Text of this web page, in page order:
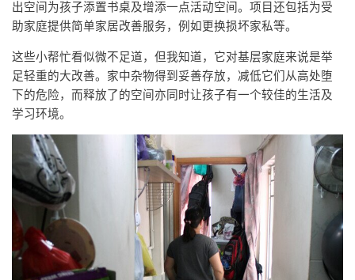
出空间为孩子添置书桌及增添一点活动空间。项目还包括为受
助家庭提供简单家居改善服务，例如更换损坏家私等。
这些小帮忙看似微不足道，但我知道，它对基层家庭来说是举
足轻重的大改善。家中杂物得到妥善存放，减低它们从高处堕
下的危险，而释放了的空间亦同时让孩子有一个较佳的生活及
学习环境。